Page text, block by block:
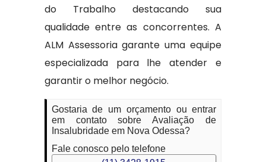
do Trabalho destacando sua
qualidade entre as concorrentes. A
ALM Assessoria garante uma equipe
especializada para lhe atender e
garantir o melhor negócio.
Gostaria de um orçamento ou entrar
em contato sobre Avaliação de
Insalubridade em Nova Odessa?
Fale conosco pelo telefone